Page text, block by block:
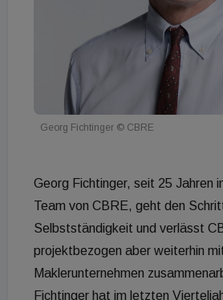
Georg Fichtinger © CBRE
Georg Fichtinger, seit 25 Jahren
Team von CBRE, geht den
Selbstständigkeit und verlässt
projektbezogen aber weiterhin
Maklerunternehmen
Fichtinger hat im letzten